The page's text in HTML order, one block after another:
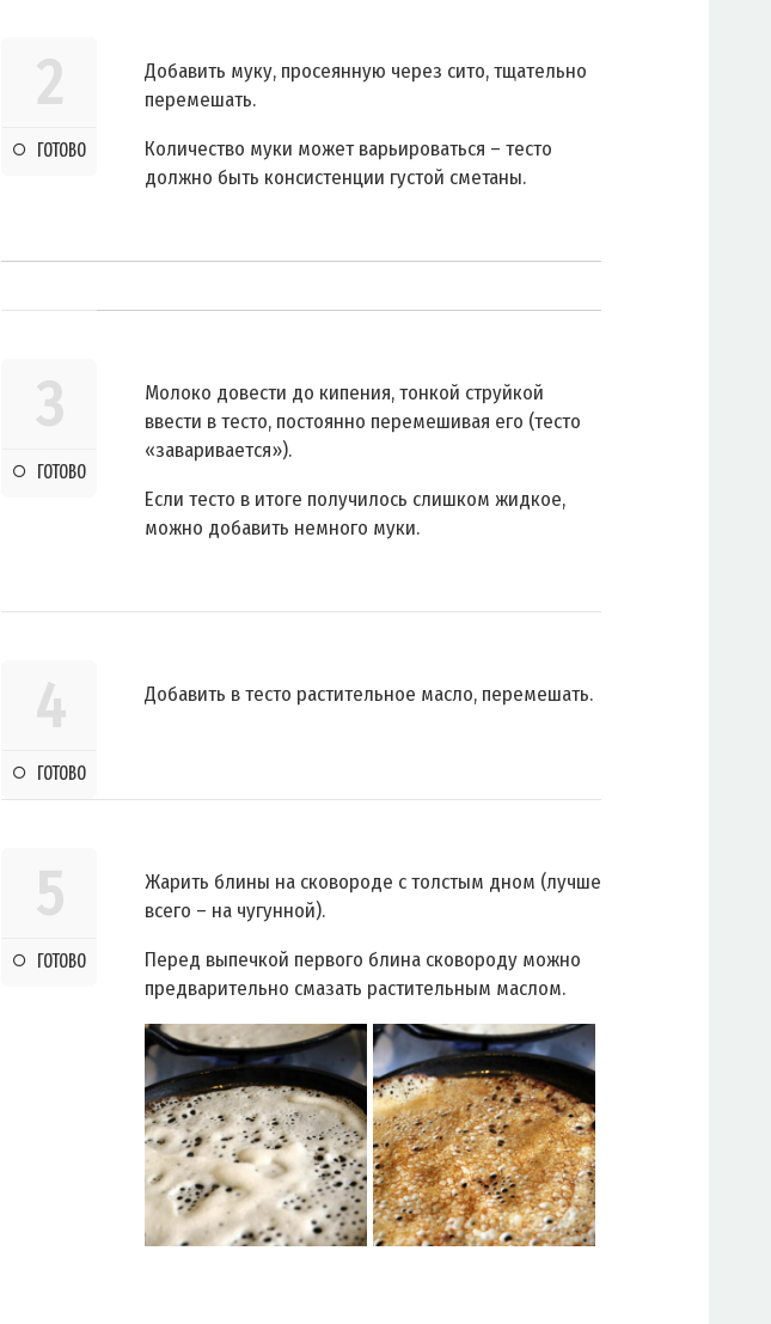
2
ГОТОВО
Добавить муку, просеянную через сито, тщательно
перемешать.
Количество муки может варьироваться – тесто
должно быть консистенции густой сметаны.
3
ГОТОВО
Молоко довести до кипения, тонкой струйкой
ввести в тесто, постоянно перемешивая его (тесто
«заваривается»).
Если тесто в итоге получилось слишком жидкое,
можно добавить немного муки.
4
ГОТОВО
Добавить в тесто растительное масло, перемешать.
5
ГОТОВО
Жарить блины на сковороде с толстым дном (лучше
всего – на чугунной).
Перед выпечкой первого блина сковороду можно
предварительно смазать растительным маслом.